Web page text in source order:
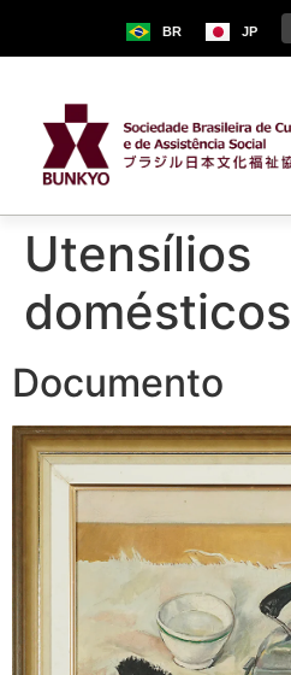
BR JP
Utensílios
domésticos
Documento